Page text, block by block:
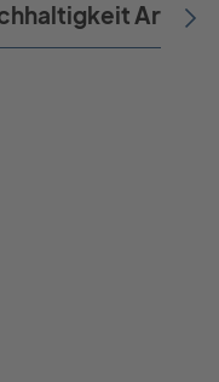
Artikel